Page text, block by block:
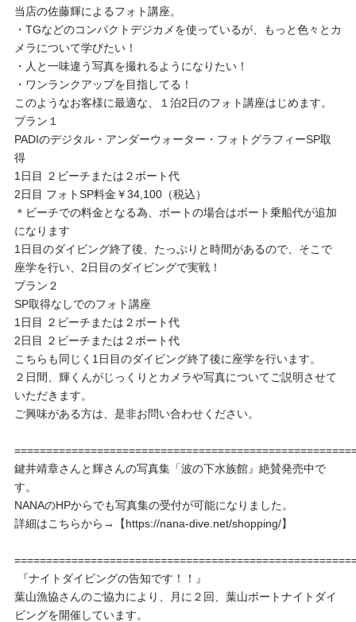
当店の佐藤輝によるフォト講座。
・TGなどのコンパクトデジカメを使っているが、もっと色々とカ
メラについて学びたい！
・人と一味違う写真を撮れるようになりたい！
・ワンランクアップを目指してる！
このようなお客様に最適な、１泊2日のフォト講座はじめます。
プラン１
PADIのデジタル・アンダーウォーター・フォトグラフィーSP取
得
1日目 ２ビーチまたは２ボート代
2日目 フォトSP料金￥34,100（税込）
＊ビーチでの料金となる為、ボートの場合はボート乗船代が追加
になります
1日目のダイビング終了後、たっぷりと時間があるので、そこで
座学を行い、2日目のダイビングで実戦！
プラン２
SP取得なしでのフォト講座
1日目 ２ビーチまたは２ボート代
2日目 ２ビーチまたは２ボート代
こちらも同じく1日目のダイビング終了後に座学を行います。
２日間、輝くんがじっくりとカメラや写真についてご説明させて
いただきます。
ご興味がある方は、是非お問い合わせください。
鍵井靖章さんと輝さんの写真集「波の下水族館』絶賛発売中で
す。
NANAのHPからでも写真集の受付が可能になりました。
詳細はこちらから→【https://nana-dive.net/shopping/】
『ナイトダイビングの告知です！！』
葉山漁協さんのご協力により、月に２回、葉山ボートナイトダイ
ビングを開催しています。